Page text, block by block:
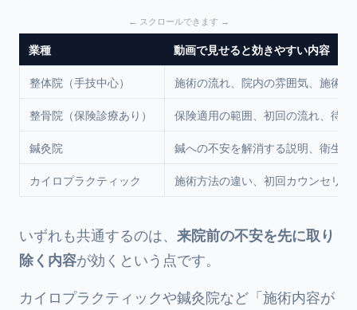
業種 動画で見せると効きやすい内容
整体院（手技中心） 施術の流れ、院内の雰囲気、施術者
整骨院（保険診療あり） 保険適用の範囲、初回の流れ、待ち
鍼灸院 鍼への不安を解消する説明、衛生管
カイロプラクティック 施術方法の違い、初回カウンセリン
いずれも共通するのは、 来院前の不安を先に取り
除く内容が効くという点です。
カイロプラクティックや鍼灸院など「施術内容が